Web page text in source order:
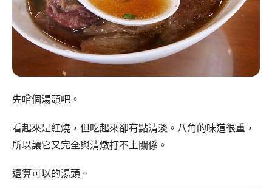
先嚐個湯頭吧。
看起來是紅燒，但吃起來卻有點清淡。八角的味道很重，
所以讓它又完全與清燉打不上關係。
還算可以的湯頭。